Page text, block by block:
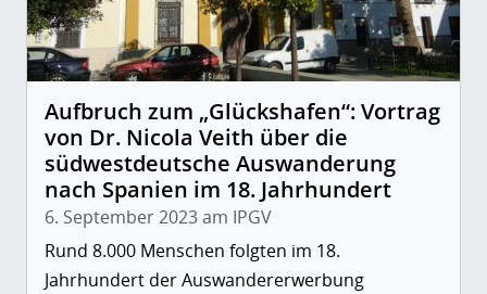
Aufbruch zum „Glückshafen“: Vortrag
von Dr. Nicola Veith über die
südwestdeutsche Auswanderung
nach Spanien im 18. Jahrhundert
6. September 2023 am IPGV
Rund 8.000 Menschen folgten im 18.
Jahrhundert der Auswandererwerbung